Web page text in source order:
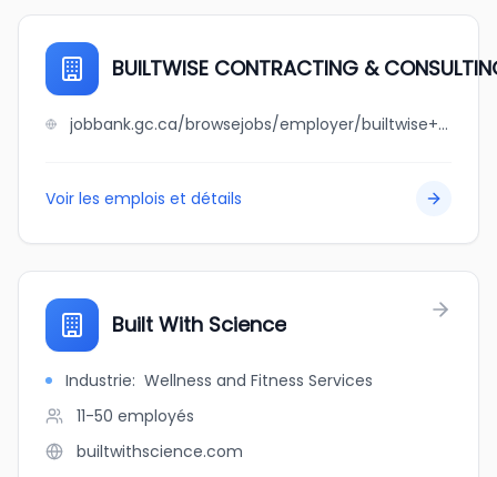
BUILTWISE CONTRACTING &
jobbank.gc.ca/browsejobs/employer/builtwise+contracting+%26+consulting/ca
Voir les emplois et détails
Built With Science
Industrie: Wellness and Fitness Services
11-50 employés
builtwithscience.com